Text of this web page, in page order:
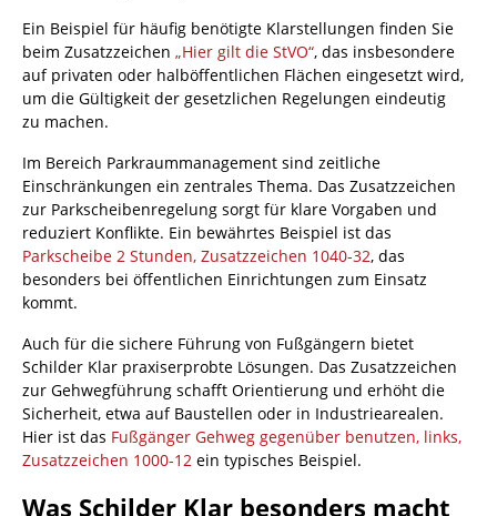
Ein Beispiel für häufig benötigte Klarstellungen finden Sie
beim Zusatzzeichen „Hier gilt die StVO“, das insbesondere
auf privaten oder halböffentlichen Flächen eingesetzt wird,
um die Gültigkeit der gesetzlichen Regelungen eindeutig
zu machen.
Im Bereich Parkraummanagement sind zeitliche
Einschränkungen ein zentrales Thema. Das Zusatzzeichen
zur Parkscheibenregelung sorgt für klare Vorgaben und
reduziert Konflikte. Ein bewährtes Beispiel ist das
Parkscheibe 2 Stunden, Zusatzzeichen 1040-32, das
besonders bei öffentlichen Einrichtungen zum Einsatz
kommt.
Auch für die sichere Führung von Fußgängern bietet
Schilder Klar praxiserprobte Lösungen. Das Zusatzzeichen
zur Gehwegführung schafft Orientierung und erhöht die
Sicherheit, etwa auf Baustellen oder in Industriearealen.
Hier ist das Fußgänger Gehweg gegenüber benutzen, links,
Zusatzzeichen 1000-12 ein typisches Beispiel.
Was Schilder Klar besonders macht